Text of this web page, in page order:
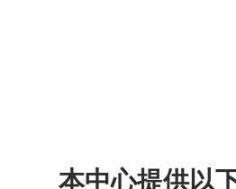
本中心提供以